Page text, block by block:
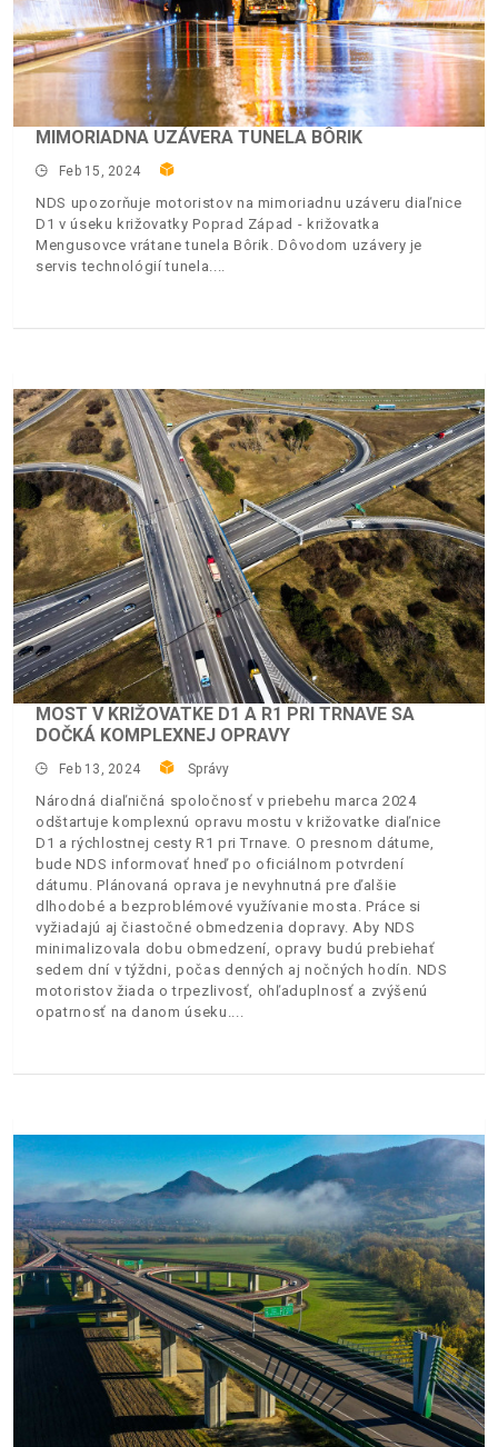
MIMORIADNA UZÁVERA TUNELA BÔRIK
Feb 15, 2024
NDS upozorňuje motoristov na mimoriadnu uzáveru diaľnice
D1 v úseku križovatky Poprad Západ - križovatka
Mengusovce vrátane tunela Bôrik. Dôvodom uzávery je
servis technológií tunela.
MOST V KRIŽOVATKE D1 A R1 PRI TRNAVE SA
DOČKÁ KOMPLEXNEJ OPRAVY
Feb 13, 2024 Správy
Národná diaľničná spoločnosť v priebehu marca 2024
odštartuje komplexnú opravu mostu v križovatke diaľnice
D1 a rýchlostnej cesty R1 pri Trnave. O presnom dátume,
bude NDS informovať hneď po oficiálnom potvrdení
dátumu. Plánovaná oprava je nevyhnutná pre ďalšie
dlhodobé a bezproblémové využívanie mosta. Práce si
vyžiadajú aj čiastočné obmedzenia dopravy. Aby NDS
minimalizovala dobu obmedzení, opravy budú prebiehať
sedem dní v týždni, počas denných aj nočných hodín. NDS
motoristov žiada o trpezlivosť, ohľaduplnosť a zvýšenú
opatrnosť na danom úseku.